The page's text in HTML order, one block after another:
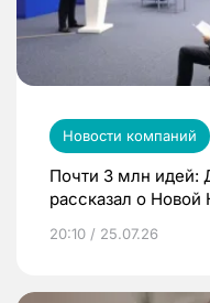
Новости компаний
Почти 3 млн идей:
рассказал о
20:10 / 25.07.26